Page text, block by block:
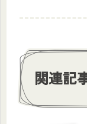
関連記